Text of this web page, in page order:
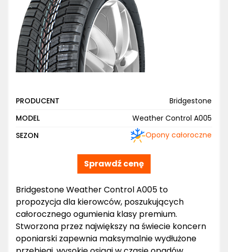
PRODUCENT
Bridgestone
MODEL
Weather Control A005
SEZON
Opony całoroczne
Sprawdź cenę
Bridgestone Weather Control A005 to
propozycja dla kierowców, poszukujących
całorocznego ogumienia klasy premium.
Stworzona przez największy na świecie koncern
oponiarski zapewnia maksymalnie wydłużone